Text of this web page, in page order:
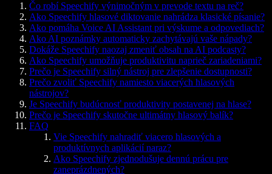
Čo robí Speechify výnimočným v prevode textu na reč?
Ako Speechify hlasové diktovanie nahrádza klasické písanie?
Ako pomáha Voice AI Assistant pri výskume a odpovediach?
Ako AI poznámky automaticky zachytávajú vaše nápady?
Dokáže Speechify naozaj zmeniť obsah na AI podcasty?
Ako Speechify umožňuje produktivitu naprieč zariadeniami?
Prečo je Speechify silný nástroj pre zlepšenie dostupnosti?
Prečo zvoliť Speechify namiesto viacerých hlasových
nástrojov?
Je Speechify budúcnosť produktivity postavenej na hlase?
Prečo je Speechify skutočne ultimátny hlasový balík?
FAQ
Vie Speechify nahradiť viacero hlasových a
produktívnych aplikácií naraz?
Ako Speechify zjednodušuje dennú prácu pre
zaneprázdnených?